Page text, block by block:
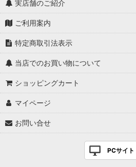
実店舗のご紹介
ご利用案内
特定商取引法表示
当店でのお買い物について
ショッピングカート
マイページ
お問い合せ
PCサイト